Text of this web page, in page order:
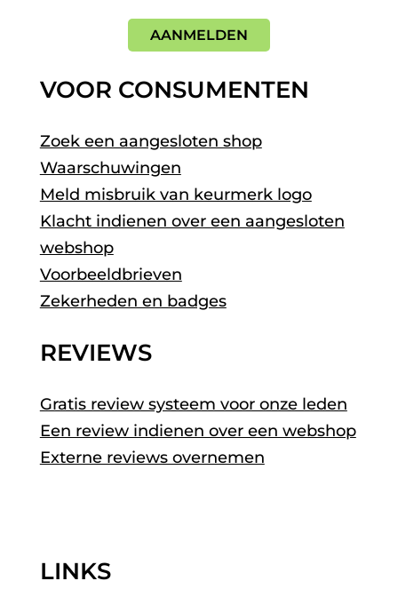
AANMELDEN
VOOR CONSUMENTEN
Zoek een aangesloten shop
Waarschuwingen
Meld misbruik van keurmerk logo
Klacht indienen over een aangesloten
webshop
Voorbeeldbrieven
Zekerheden en badges
REVIEWS
Gratis review systeem voor onze leden
Een review indienen over een webshop
Externe reviews overnemen
LINKS